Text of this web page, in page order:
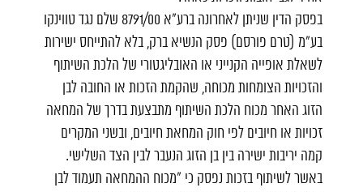
בפסק הדין שניתן לאחרונה ברע"א 8791/00 שלם נגד טווינקו
בע"מ (טרם פורסם) פסק הנשיא ברק, בלא להתייחס ישירות
לשאלת אופייה הקנייני או האובליגטורי של הלכת השיתוף
והזכויות הצומחות מכוחה, שהקמת הזכות או החובה לבן
הזוג האחר מכוח הלכת השיתוף מתבצעת בדרך של המחאה
זכויות או חיובים לפי חוק המחאת חיובים, ובשני המקרים
קמה יריבות ישירה בין בן הזוג הנעבר לבין הצד השלישי.
באשר לשיתוף בזכות נפסק כי "מכוח ההמחאה תעמוד לבן